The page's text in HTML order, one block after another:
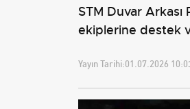
STM Duvar
ekiplerine destek
Yayın Tarihi:01.07.2026